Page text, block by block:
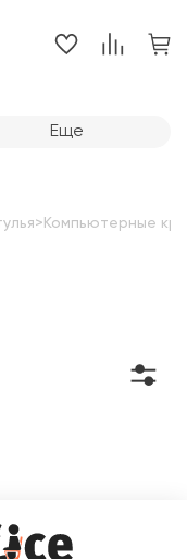
> Компьютерные
Еще